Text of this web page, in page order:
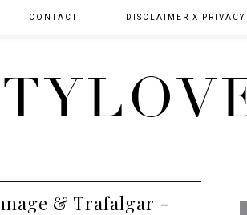
CONTACT DISCLAIMER X PRIVACY
& Trafalgar -